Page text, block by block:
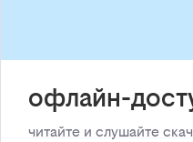
офлайн-
читайте и слушайте